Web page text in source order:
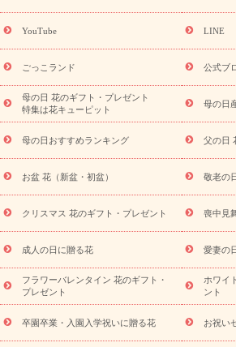
(トルコキキョウ)
9月の誕生花(リンドウ)
ら探す
お祝いの花特集 当日配達特急
念日
結婚祝い 出産祝い 退院祝い・
寿祝い
プチギフト ペットのお祝いフ
供え・お悔やみ商品一覧
お供え・お悔や
お供え プリザーブドフラワー
ペットの
盆・初盆）
その他 お祝い返し お見
ビジネス用
ご自宅用 観葉植物 ミ
ドフラワー
スタイルから探す アレン
ンド花
お祝い お供え・お悔やみ 胡
ディ胡蝶蘭・お祝い
ミディ胡蝶蘭・お供
観葉植物
観葉植物 産直多肉植物
お祝い
お供え・お悔やみ 花とセット
プチギフト（hanamore -ハナモア-）
花
キューピットのeGfit
カラー ピンク
YouTube LINE
ごっこランド 公式ブ
母の日 花のギフト・プレゼント
特集は花キューピット
母の日
母の日おすすめランキング 父の日
お盆 花（新盆・初盆） 敬老の
クリスマス 花のギフト・プレゼント 喪中見
成人の日に贈る花 愛妻の
フラワーバレンタイン 花のギフト・
プレゼント
ホワイ
ント
卒園卒業・入園入学祝いに贈る花 お祝い